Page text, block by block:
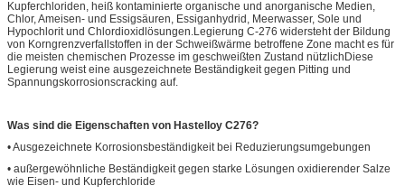
Kupferchloriden, heiß kontaminierte organische und anorganische Medien,
Chlor, Ameisen- und Essigsäuren, Essiganhydrid, Meerwasser, Sole und
Hypochlorit und Chlordioxidlösungen.Legierung C-276 widersteht der Bildung
von Korngrenzverfallstoffen in der Schweißwärme betroffene Zone macht es für
die meisten chemischen Prozesse im geschweißten Zustand nützlichDiese
Legierung weist eine ausgezeichnete Beständigkeit gegen Pitting und
Spannungskorrosionscracking auf.
Was sind die Eigenschaften von Hastelloy C276?
• Ausgezeichnete Korrosionsbeständigkeit bei Reduzierungsumgebungen
• außergewöhnliche Beständigkeit gegen starke Lösungen oxidierender Salze
wie Eisen- und Kupferchloride